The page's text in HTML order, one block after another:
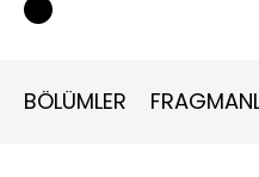
BÖLÜMLER